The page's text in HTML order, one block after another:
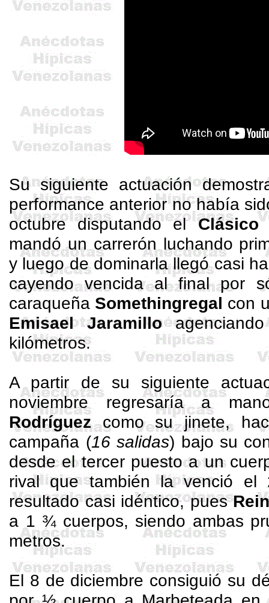
Su siguiente actuación
performance anterior no había
octubre disputando elClásico
mandó un carrerón luchando
y luego de dominarla llegó casi
cayendo vencida al final por
caraqueña Somethingregal con
EmisaelJaramillo
kilómetros.
A partir de su siguiente
noviembre regresaría a
Rodríguezcomo su jinete,
campaña (16 salidas) bajo su
desde el tercer puesto a un
rival que también la venció el
resultado casi idéntico, pues
a 1 ¾ cuerpos, siendo ambas
metros.
El 8 de diciembre consiguió su